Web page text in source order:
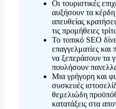
Οι τουριστικές
αυξήσουν τα
απευθείας
τις προμήθειες
Το τοπικό SEO
επαγγελματίες
να ξεπεράσουν τα
πουλήσουν
Μια γρήγορη και
συσκευές
θεμελιώδη
κατατάξεις στα